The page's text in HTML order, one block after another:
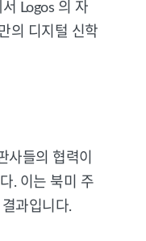
Logos 의 자
의 디지털 신학
사들의 협력이
. 이는 북미 주
과입니다.